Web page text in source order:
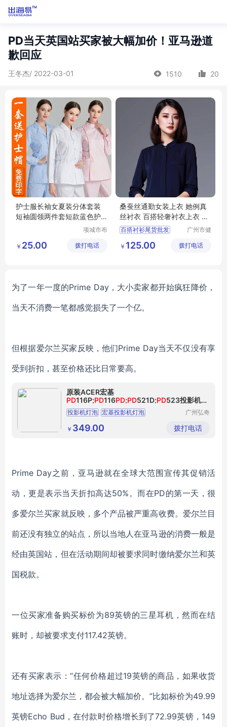
PD当天英国站买家被大幅加价！亚马逊道
歉回应
王冬杰/ 2022-03-01 1510 20
护士服长袖女夏装分体套装
短袖圆领两件套短款蓝色护
项城市布
有限公司
￥ 25.00 拨打电话
桑蚕丝通勤女装上衣 她例真
丝衬衣 百搭轻奢衬衣上衣 尾
货女装批发
百搭衬衫尾货批发
广州女装批发市场
广州市健
限公司
￥ 125.00 拨打电话
为了一年一度的Prime Day，大小卖家都开始疯狂降价，
当天不消费一笔都感觉损失了一个亿。
但根据爱尔兰买家反映，他们Prime Day当天不仅没有享
受到折扣，甚至价格还比日常要高。
原装ACER宏基
PD116P;PD116PD;PD521D;PD523投影机灯
泡
投影机灯泡 宏基投影机灯泡
原装投影机灯泡
pd116pd投影机灯泡
广州弘奇
备有限公
司
￥ 349.00 拨打电话
Prime Day之前，亚马逊就在全球大范围宣传其促销活
动，更是表示当天折扣高达50%。而在PD的第一天，很
多爱尔兰买家就反映，多个产品被严重高收费。爱尔兰目
前还没有独立的站点，所以当地人在亚马逊的消费一般是
经由英国站，但在活动期间却被要求同时缴纳爱尔兰和英
国税款。
一位买家准备购买标价为89英镑的三星耳机，然而在结
账时，却被要求支付117.42英镑。
还有买家表示：“任何价格超过19英镑的商品，如果收货
地址选择为爱尔兰，都会被大幅加价。”比如标价为49.99
英镑Echo Bud，在付款时价格增长到了72.99英镑，149